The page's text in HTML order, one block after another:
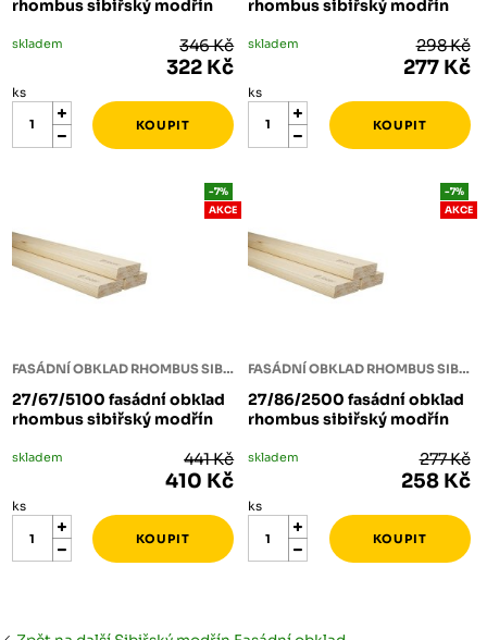
rhombus sibiřský modřín
skladem 346 Kč
322 Kč
ks
rhombus sibiřský modřín
skladem 298 Kč
277 Kč
ks
FASÁDNÍ OBKLAD RHOMBUS SIBIŘSKÝ MODŘÍN
27/67/5100 fasádní obklad
rhombus sibiřský modřín
-7%
AKCE
skladem 441 Kč
410 Kč
ks
FASÁDNÍ OBKLAD RHOMBUS SIBIŘSKÝ MODŘÍN
27/86/2500 fasádní obklad
rhombus sibiřský modřín
-7%
AKCE
skladem 277 Kč
258 Kč
ks